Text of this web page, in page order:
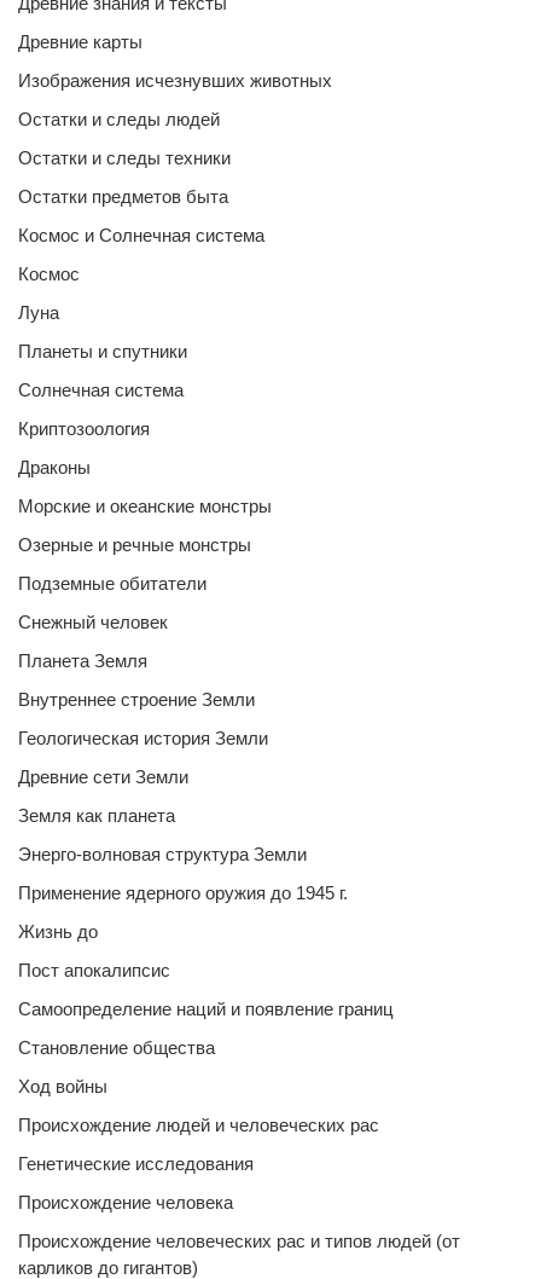
Древние карты
Изображения исчезнувших животных
Остатки и следы людей
Остатки и следы техники
Остатки предметов быта
Космос и Солнечная система
Космос
Луна
Планеты и спутники
Солнечная система
Криптозоология
Драконы
Морские и океанские монстры
Озерные и речные монстры
Подземные обитатели
Снежный человек
Планета Земля
Внутреннее строение Земли
Геологическая история Земли
Древние сети Земли
Земля как планета
Энерго-волновая структура Земли
Применение ядерного оружия до 1945 г.
Жизнь до
Пост апокалипсис
Самоопределение наций и появление границ
Становление общества
Ход войны
Происхождение людей и человеческих рас
Генетические исследования
Происхождение человека
Происхождение человеческих рас и типов людей (от
карликов до гигантов)